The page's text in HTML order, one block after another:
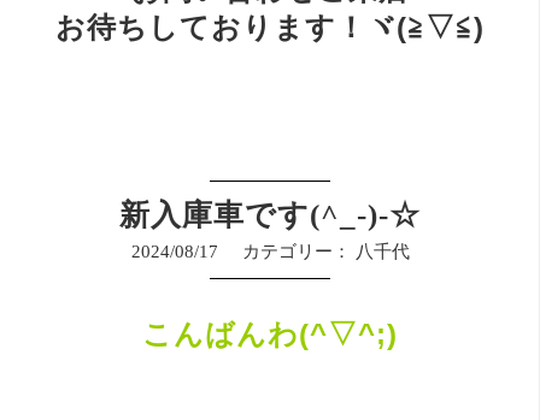
お待ちしております！ヾ(≧▽≦)
新入庫車です(^_-)-☆
2024/08/17 カテゴリー： 八千代
こんばんわ(^▽^;)